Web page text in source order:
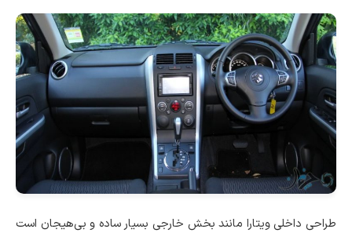
طراحی داخلی ویتارا مانند بخش خارجی بسیار ساده و بی‌هیجان است